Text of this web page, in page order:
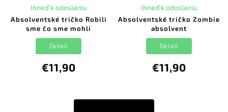
Absolventské tričko Robili
sme čo sme mohli
Ihneď k odoslaniu
€11,90
Detail
Absolventské tričko Zombie
absolvent
Ihneď k odoslaniu
€11,90
Detail